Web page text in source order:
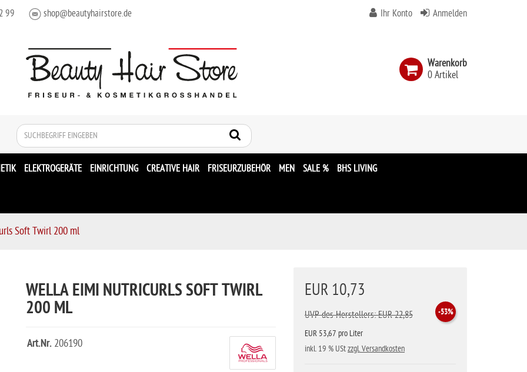
99 shop@beautyhairstore.de Ihr Konto Anmelden
Warenkorb
0 Artikel
Suchen
ELEKTROGERÄTE EINRICHTUNG CREATIVE HAIR FRISEURZUBEHÖR MEN SALE % BHS LIVING
Soft Twirl 200 ml
EUR 10,73
-53%
UVP des Herstellers: EUR 22,85
EUR 53,67 pro Liter
inkl. 19 % UStzzgl. Versandkosten
WELLA EIMI NUTRICURLS SOFT TWIRL
200 ML
Art.Nr. 206190